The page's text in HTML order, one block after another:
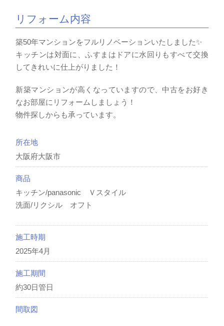
リフォーム内容
築50年マンションをフルリノベーションいたしました✨
キッチンは対面に、ふすまはドアに水回りもすべて交換
してきれいに仕上がりました！
新築マンションが高くなっていますので、中古をお好き
なお部屋にリフォームしましょう！
物件探しからも承っています。
所在地
大阪府大阪市
商品
キッチン/panasonic Ｖスタイル
洗面/リクシル オフト
施工時期
2025年4月
施工期間
約30日管日
間取図